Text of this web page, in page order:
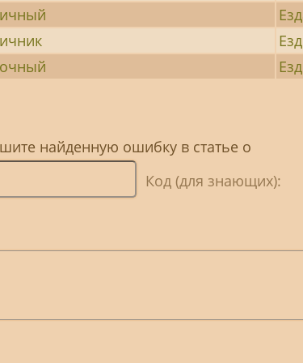
найденную ошибку в статье о
Код (для знающих):